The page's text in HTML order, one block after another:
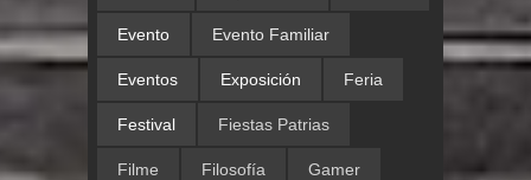
Evento Evento Familiar
Eventos Exposición Feria
Festival Fiestas Patrias
Filme Filosofía Gamer